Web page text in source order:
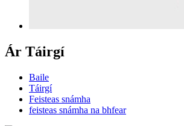
Ár Táirgí
Baile
Táirgí
Feisteas snámha
feisteas snámha na bhfear